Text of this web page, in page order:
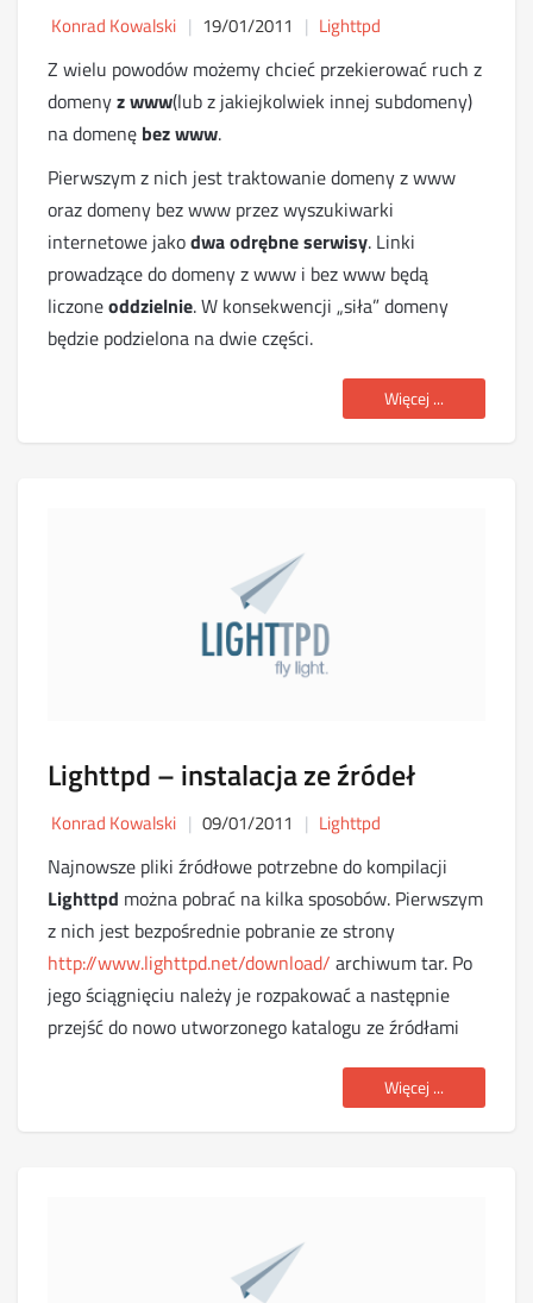
Konrad Kowalski 19/01/2011 Lighttpd
Z wielu powodów możemy chcieć przekierować ruch z
domenyz www(lub z jakiejkolwiek innej subdomeny)
na domenę bez www.
Pierwszym z nich jest traktowanie domeny z www
oraz domeny bez www przez wyszukiwarki
internetowe jakodwa odrębne serwisy. Linki
prowadzące do domeny z www i bez www będą
liczoneoddzielnie. W konsekwencji „siła” domeny
będzie podzielona na dwie części.
Więcej ...
Lighttpd – instalacja ze źródeł
Konrad Kowalski 09/01/2011 Lighttpd
Najnowsze pliki źródłowe potrzebne do kompilacji
Lighttpd można pobrać na kilka sposobów. Pierwszym
z nich jest bezpośrednie pobranie ze strony
http://www.lighttpd.net/download/ archiwum tar. Po
jego ściągnięciu należy je rozpakować a następnie
przejść do nowo utworzonego katalogu ze źródłami
Więcej ...